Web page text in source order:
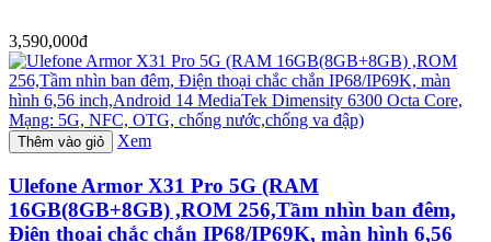
3,590,000đ
Thêm vào giỏ Xem
Ulefone Armor X31 Pro 5G (RAM
16GB(8GB+8GB) ,ROM 256,Tầm nhìn ban đêm,
Điện thoại chắc chắn IP68/IP69K, màn hình 6,56